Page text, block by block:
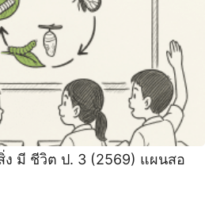
มี ชีวิต ป. 3 (2569) แผนสอ